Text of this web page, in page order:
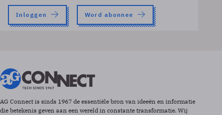
Inloggen Word abonnee
AG Connect is sinds 1967 de essentiële bron van ideeën en informatie
die betekenis geven aan een wereld in constante transformatie. Wij